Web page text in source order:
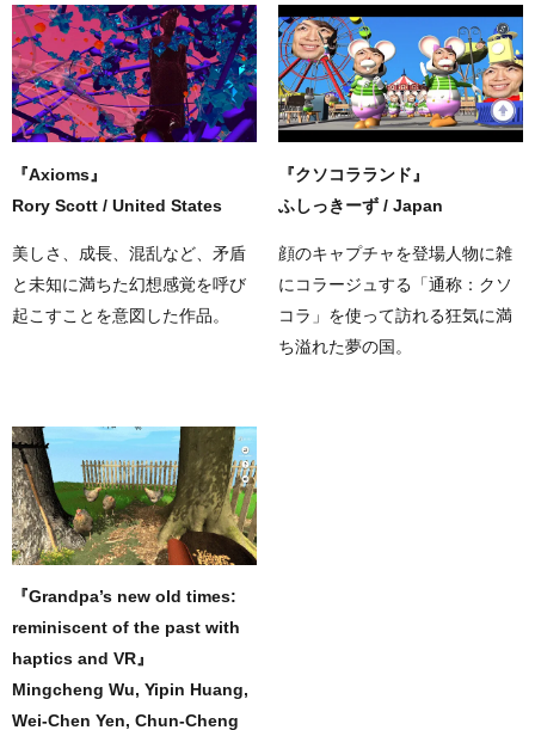
『Axioms』
Rory Scott / United States
美しさ、成長、混乱など、矛盾
と未知に満ちた幻想感覚を呼び
起こすことを意図した作品。
『クソコラランド』
ふしっきーず / Japan
顔のキャプチャを登場人物に雑
にコラージュする「通称：クソ
コラ」を使って訪れる狂気に満
ち溢れた夢の国。
『Grandpa’s new old times:
reminiscent of the past with
haptics and VR』
Mingcheng Wu, Yipin Huang,
Wei-Chen Yen, Chun-Cheng